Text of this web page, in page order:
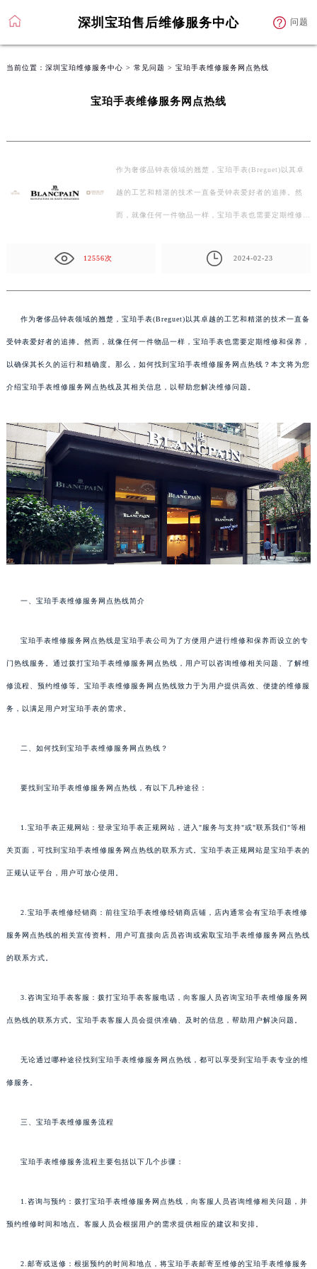
深圳宝珀售后维修服务中心 问题
当前位置： 深圳宝珀维修服务中心 > 常见问题 > 宝珀手表维修服务网点热线
宝珀手表维修服务网点热线
作为奢侈品钟表领域的翘楚，宝珀手表(Breguet)以其卓
越的工艺和精湛的技术一直备受钟表爱好者的追捧。然
而，就像任何一件物品一样，宝珀手表也需要定期维修
12556次 2024-02-23
作为奢侈品钟表领域的翘楚，宝珀手表(Breguet)以其卓越的工艺和精湛的技术一直备
受钟表爱好者的追捧。然而，就像任何一件物品一样，宝珀手表也需要定期维修和保养，
以确保其长久的运行和精确度。那么，如何找到宝珀手表维修服务网点热线？本文将为您
介绍宝珀手表维修服务网点热线及其相关信息，以帮助您解决维修问题。
一、宝珀手表维修服务网点热线简介
宝珀手表维修服务网点热线是宝珀手表公司为了方便用户进行维修和保养而设立的专
门热线服务。通过拨打宝珀手表维修服务网点热线，用户可以咨询维修相关问题、了解维
修流程、预约维修等。宝珀手表维修服务网点热线致力于为用户提供高效、便捷的维修服
务，以满足用户对宝珀手表的需求。
二、如何找到宝珀手表维修服务网点热线？
要找到宝珀手表维修服务网点热线，有以下几种途径：
1.宝珀手表正规网站：登录宝珀手表正规网站，进入"服务与支持"或"联系我们"等相
关页面，可找到宝珀手表维修服务网点热线的联系方式。宝珀手表正规网站是宝珀手表的
正规认证平台，用户可放心使用。
2.宝珀手表维修经销商：前往宝珀手表维修经销商店铺，店内通常会有宝珀手表维修
服务网点热线的相关宣传资料。用户可直接向店员咨询或索取宝珀手表维修服务网点热线
的联系方式。
3.咨询宝珀手表客服：拨打宝珀手表客服电话，向客服人员咨询宝珀手表维修服务网
点热线的联系方式。宝珀手表客服人员会提供准确、及时的信息，帮助用户解决问题。
无论通过哪种途径找到宝珀手表维修服务网点热线，都可以享受到宝珀手表专业的维
修服务。
三、宝珀手表维修服务流程
宝珀手表维修服务流程主要包括以下几个步骤：
1.咨询与预约：拨打宝珀手表维修服务网点热线，向客服人员咨询维修相关问题，并
预约维修时间和地点。客服人员会根据用户的需求提供相应的建议和安排。
2.邮寄或送修：根据预约的时间和地点，将宝珀手表邮寄至维修的宝珀手表维修服务